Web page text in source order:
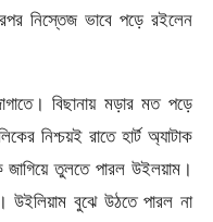
নিস্তেজ ভাবে পড়ে রইলেন
বিছানায় মড়ার মত পড়ে
নিশ্চয়ই রাতে হার্ট অ্যাটাক
জাগিয়ে তুলতে পারল উইলয়াম।
উইলিয়াম বুঝে উঠতে পারল না